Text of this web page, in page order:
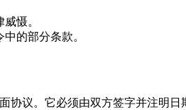
慑。
的部分条款。
协议。它必须由双方签字并注明